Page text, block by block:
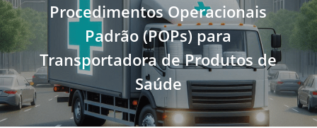
Procedimentos Operacionais
Padrão (POPs) para
Transportadora de Produtos de
Saúde